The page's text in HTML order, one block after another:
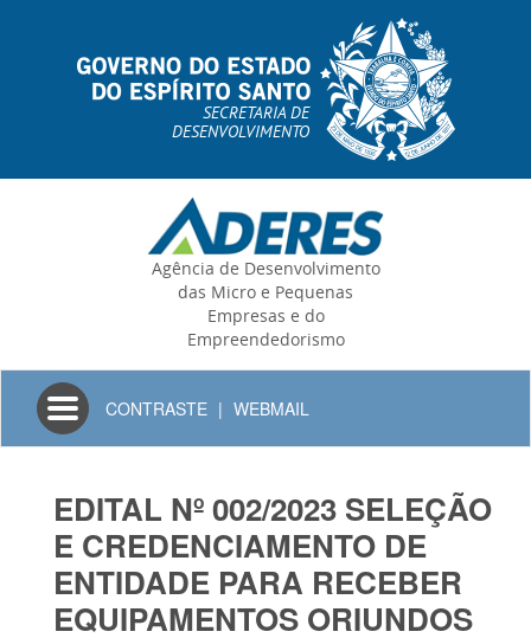
SECRETARIA DE
DESENVOLVIMENTO
Agência de Desenvolvimento
das Micro e Pequenas
Empresas e do
Empreendedorismo
Toggle
navigation
CONTRASTE | WEBMAIL
EDITAL Nº 002/2023 SELEÇÃO
E CREDENCIAMENTO DE
ENTIDADE PARA RECEBER
EQUIPAMENTOS ORIUNDOS